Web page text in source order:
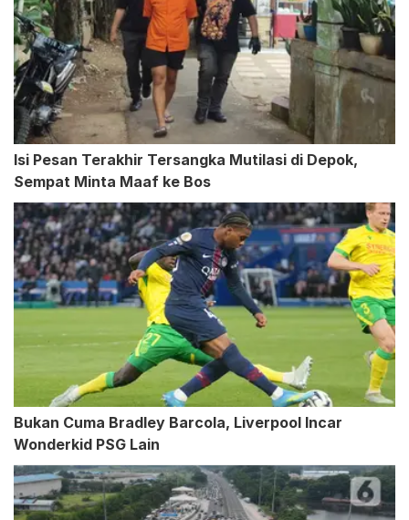
Isi Pesan Terakhir Tersangka Mutilasi di Depok,
Sempat Minta Maaf ke Bos
Bukan Cuma Bradley Barcola, Liverpool Incar
Wonderkid PSG Lain